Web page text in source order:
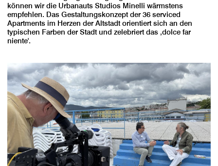
können wir die Urbanauts Studios Minelli wärmstens
empfehlen. Das Gestaltungskonzept der 36 serviced
Apartments im Herzen der Altstadt orientiert sich an den
typischen Farben der Stadt und zelebriert das ‚dolce far
niente'.